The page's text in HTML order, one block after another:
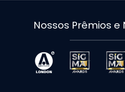
Nossos Prêmios